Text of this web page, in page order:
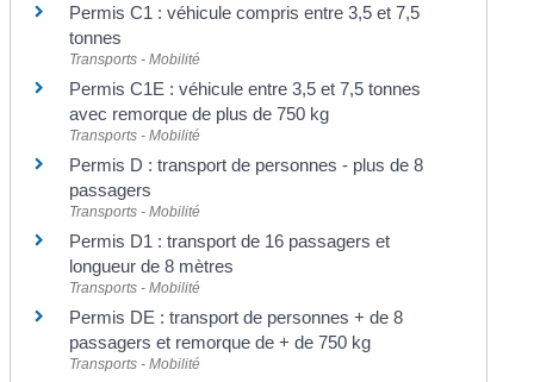
Permis C1 : véhicule compris entre 3,5 et 7,5
tonnes
Transports - Mobilité
Permis C1E : véhicule entre 3,5 et 7,5 tonnes
avec remorque de plus de 750 kg
Transports - Mobilité
Permis D : transport de personnes - plus de 8
passagers
Transports - Mobilité
Permis D1 : transport de 16 passagers et
longueur de 8 mètres
Transports - Mobilité
Permis DE : transport de personnes + de 8
passagers et remorque de + de 750 kg
Transports - Mobilité